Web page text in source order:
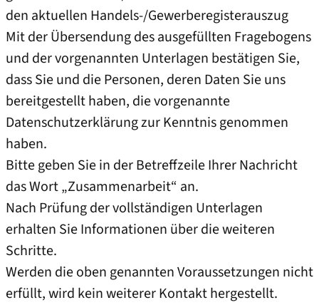
den aktuellen Handels-/Gewerberegisterauszug
Mit der Übersendung des ausgefüllten Fragebogens
und der vorgenannten Unterlagen bestätigen Sie,
dass Sie und die Personen, deren Daten Sie uns
bereitgestellt haben, die vorgenannte
Datenschutzerklärung zur Kenntnis genommen
haben.
Bitte geben Sie in der Betreffzeile Ihrer Nachricht
das Wort „Zusammenarbeit“ an.
Nach Prüfung der vollständigen Unterlagen
erhalten Sie Informationen über die weiteren
Schritte.
Werden die oben genannten Voraussetzungen nicht
erfüllt, wird kein weiterer Kontakt hergestellt.